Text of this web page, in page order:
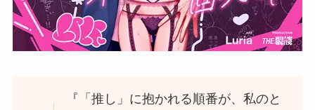
『「推し」に抱かれる順番が、私のと